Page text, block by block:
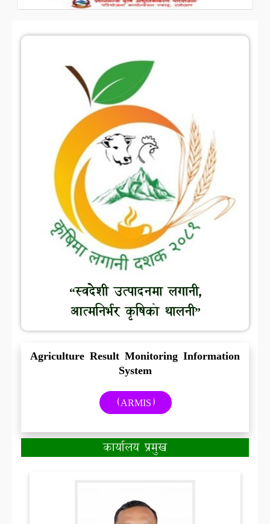
“स्वदेशी उत्पादनमा लगानी,
आत्मनिर्भर कृषिको थालनी”
Agriculture Result Monitoring Information
System
(ARMIS)
कार्यालय प्रमुख